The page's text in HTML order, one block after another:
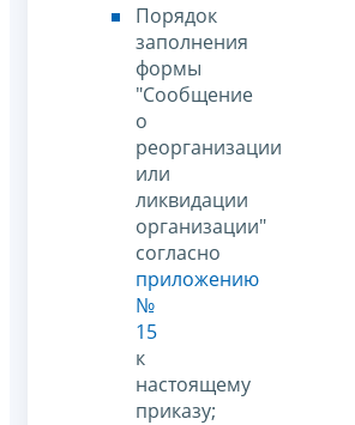
Порядок
заполнения
формы
"Сообщение
о
реорганизации
или
ликвидации
организации"
согласно
приложению
№
15
к
настоящему
приказу;